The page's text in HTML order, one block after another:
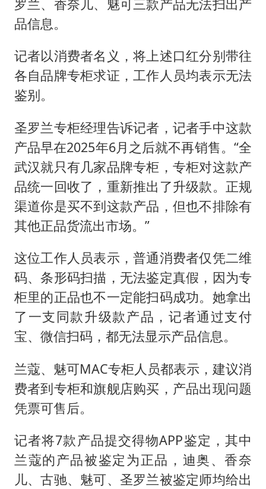
罗兰、香奈儿、魅可三款产品无法扫出产
品信息。
记者以消费者名义，将上述口红分别带往
各自品牌专柜求证，工作人员均表示无法
鉴别。
圣罗兰专柜经理告诉记者，记者手中这款
产品早在2025年6月之后就不再销售。“全
武汉就只有几家品牌专柜，专柜对这款产
品统一回收了，重新推出了升级款。正规
渠道你是买不到这款产品，但也不排除有
其他正品货流出市场。”
这位工作人员表示，普通消费者仅凭二维
码、条形码扫描，无法鉴定真假，因为专
柜里的正品也不一定能扫码成功。她拿出
了一支同款升级款产品，记者通过支付
宝、微信扫码，都无法显示产品信息。
兰蔻、魅可MAC专柜人员都表示，建议消
费者到专柜和旗舰店购买，产品出现问题
凭票可售后。
记者将7款产品提交得物APP鉴定，其中
兰蔻的产品被鉴定为正品，迪奥、香奈
儿、古驰、魅可、圣罗兰被鉴定师均给出